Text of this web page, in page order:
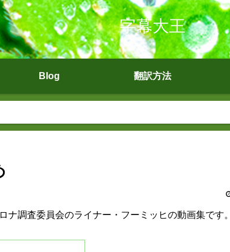
字幕大王
Blog 翻訳方法
ナ調査委員会のライナー・フーミッヒの動画集です。